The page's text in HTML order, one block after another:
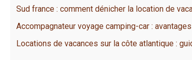
Sud france : comment dénicher la location de
Accompagnateur voyage camping-car :
Locations de vacances sur la côte atlantique :